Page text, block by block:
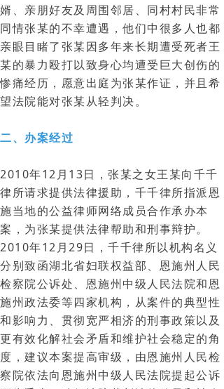
婿、亲朋好友及周围邻居、同村村民非常
同情张某的不幸遭遇，他们中很多人也都
亲眼目睹了张某因多年来长期遭受死者王
某的暴力殴打以致身心均遭受巨大创伤的
惨痛经历，愿意出庭为张某作证，并且希
望法院能对张某从轻判决。
二、办案经过
2010年12月13日，张某之女王某向千千
律所请求提供法律援助，千千律所指派恩
施当地的公益律师网络成员合作承办本
案，为张某提供法律帮助和刑事辩护。
2010年12月29日，千千律所以机构名义
分别致函湖北省妇联权益部、恩施州人民
检察院公诉处、恩施州中级人民法院和恩
施州政法委等四家机构，从案件的典型性
和影响力、贯彻宽严相济的刑事政策以及
更有效化解社会矛盾和维护社会稳定的角
度，建议本案提高审级，由恩施州人民检
察院依法向恩施州中级人民法院提起公诉